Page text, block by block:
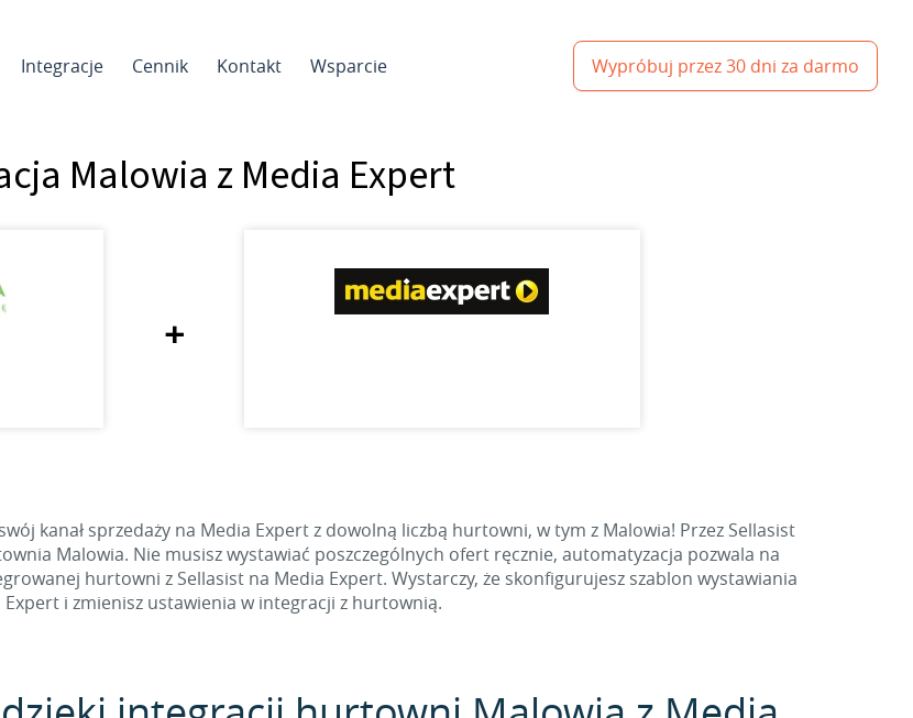
Integracje Cennik Kontakt Wsparcie Wypróbuj przez 30 dni za darmo
Malowia z Media Expert
+
kanał sprzedaży na Media Expert z dowolną liczbą hurtowni, w tym z Malowia! Przez Sellasist
Malowia. Nie musisz wystawiać poszczególnych ofert ręcznie, automatyzacja pozwala na
hurtowni z Sellasist na Media Expert. Wystarczy, że skonfigurujesz szablon wystawiania
i zmienisz ustawienia w integracji z hurtownią.